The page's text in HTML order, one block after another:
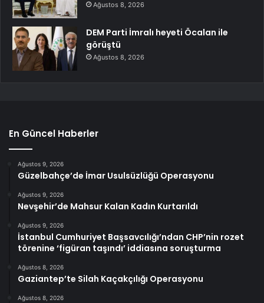
Ağustos 8, 2026
DEM Parti İmralı heyeti Öcalan ile
görüştü
Ağustos 8, 2026
En Güncel Haberler
Ağustos 9, 2026
Güzelbahçe’de İmar Usulsüzlüğü Operasyonu
Ağustos 9, 2026
Nevşehir’de Mahsur Kalan Kadın Kurtarıldı
Ağustos 9, 2026
İstanbul Cumhuriyet Başsavcılığı’ndan CHP’nin rozet
törenine ‘figüran taşındı’ iddiasına soruşturma
Ağustos 8, 2026
Gaziantep’te Silah Kaçakçılığı Operasyonu
Ağustos 8, 2026